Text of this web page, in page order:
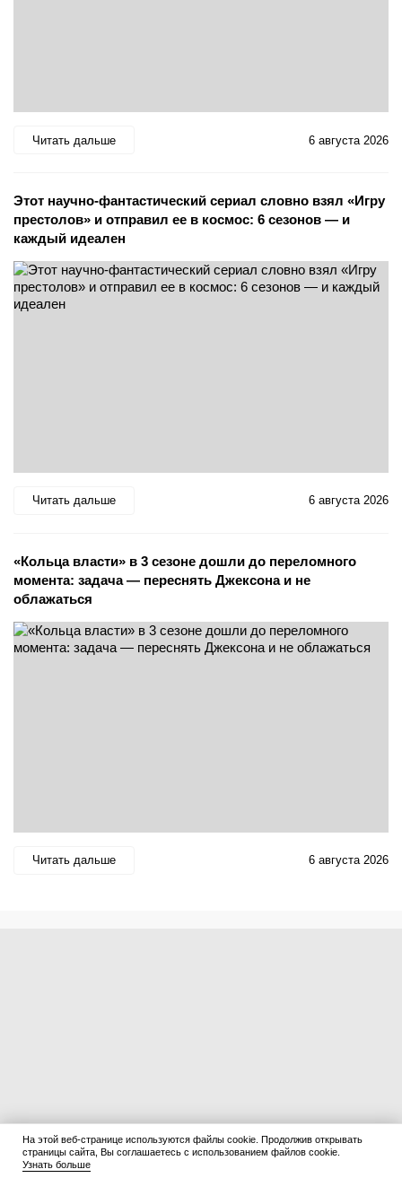
Читать дальше 6 августа 2026
Этот научно-фантастический сериал словно взял «Игру
престолов» и отправил ее в космос: 6 сезонов — и
каждый идеален
Читать дальше 6 августа 2026
«Кольца власти» в 3 сезоне дошли до переломного
момента: задача — переснять Джексона и не
облажаться
Читать дальше 6 августа 2026
На этой веб-странице используются файлы cookie. Продолжив открывать
страницы сайта, Вы соглашаетесь с использованием файлов cookie.
Узнать больше